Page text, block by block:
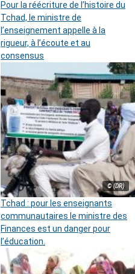
Pour la réécriture de l’histoire du
Tchad, le ministre de
l’enseignement appelle à la
rigueur, à l’écoute et au
consensus
© (DR)
Tchad : pour les enseignants
communautaires le ministre des
Finances est un danger pour
l’éducation.